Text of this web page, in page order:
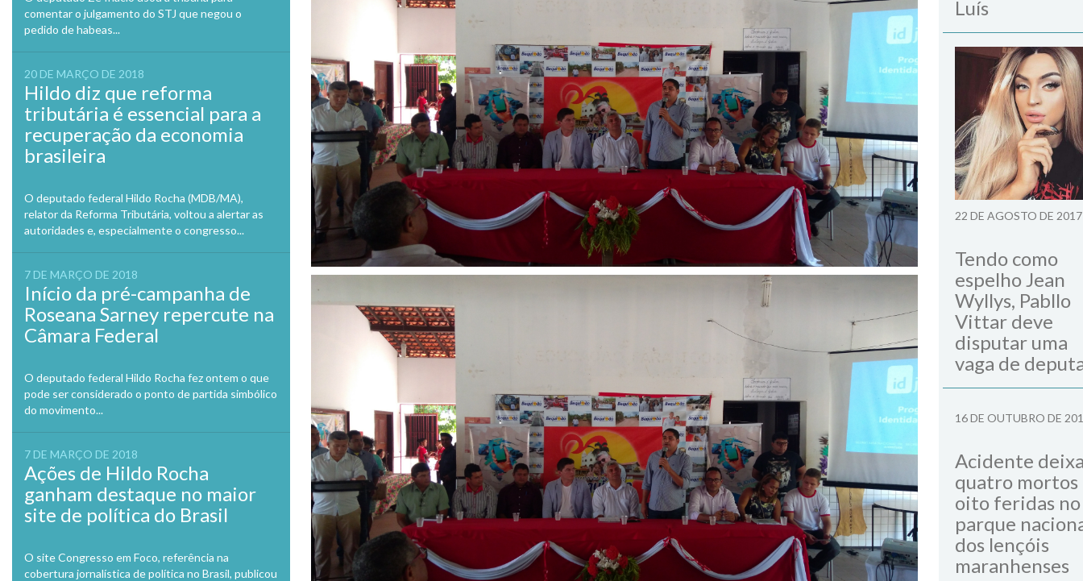
comentar o julgamento do STJ que negou o
pedido de habeas...
20 DE MARÇO DE 2018
Hildo diz que reforma
tributária é essencial para a
recuperação da economia
brasileira
O deputado federal Hildo Rocha (MDB/MA),
relator da Reforma Tributária, voltou a alertar as
autoridades e, especialmente o congresso...
7 DE MARÇO DE 2018
Início da pré-campanha de
Roseana Sarney repercute na
Câmara Federal
O deputado federal Hildo Rocha fez ontem o que
pode ser considerado o ponto de partida simbólico
do movimento...
7 DE MARÇO DE 2018
Ações de Hildo Rocha
ganham destaque no maior
site de política do Brasil
O site Congresso em Foco, referência na
cobertura jornalística de política no Brasil, publicou
Luís
22 DE AGOSTO DE 2017
Tendo como
espelho Jean
Wyllys, Pabllo
Vittar deve
disputar uma
vaga de
16 DE OUTUBRO DE
Acidente
quatro mortos
oito feridas no
parque
dos lençóis
maranhenses